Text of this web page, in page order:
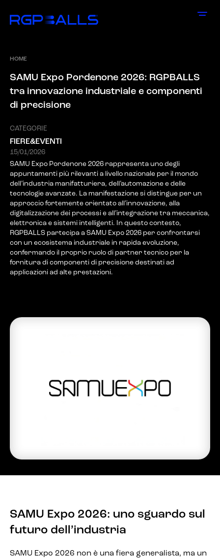
HOME
SAMU Expo Pordenone 2026: RGPBALLS
tra innovazione industriale e componenti
di precisione
CATEGORIE
FIERE&EVENTI
15/01/2026
SAMU Expo Pordenone 2026 rappresenta uno degli
appuntamenti più rilevanti a livello nazionale per il mondo
dell’industria manifatturiera, dell’automazione e delle
tecnologie avanzate. La manifestazione si distingue per un
approccio fortemente orientato all’innovazione, alla
digitalizzazione dei processi e all’integrazione tra meccanica,
elettronica e sistemi intelligenti. In questo contesto,
RGPBALLS partecipa a SAMU Expo 2026 per confrontarsi
con un ecosistema industriale in rapida evoluzione,
confermando il proprio ruolo di partner tecnico per la
fornitura di componenti di precisione destinati ad
applicazioni ad alte prestazioni.
SAMU Expo 2026: uno sguardo sul
futuro dell’industria
SAMU Expo 2026 non è una fiera generalista, ma un